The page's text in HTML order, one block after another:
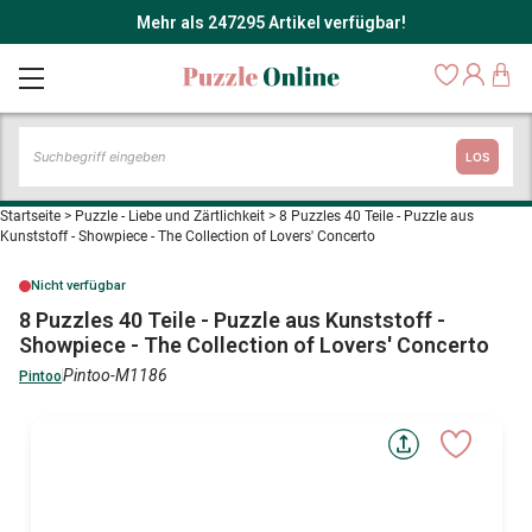
Mehr als 247295 Artikel verfügbar!
LOS
Startseite > Puzzle - Liebe und Zärtlichkeit > 8 Puzzles 40 Teile - Puzzle aus
Kunststoff - Showpiece - The Collection of Lovers' Concerto
Nicht verfügbar
8 Puzzles 40 Teile - Puzzle aus Kunststoff -
Showpiece - The Collection of Lovers' Concerto
PintooPintoo-M1186